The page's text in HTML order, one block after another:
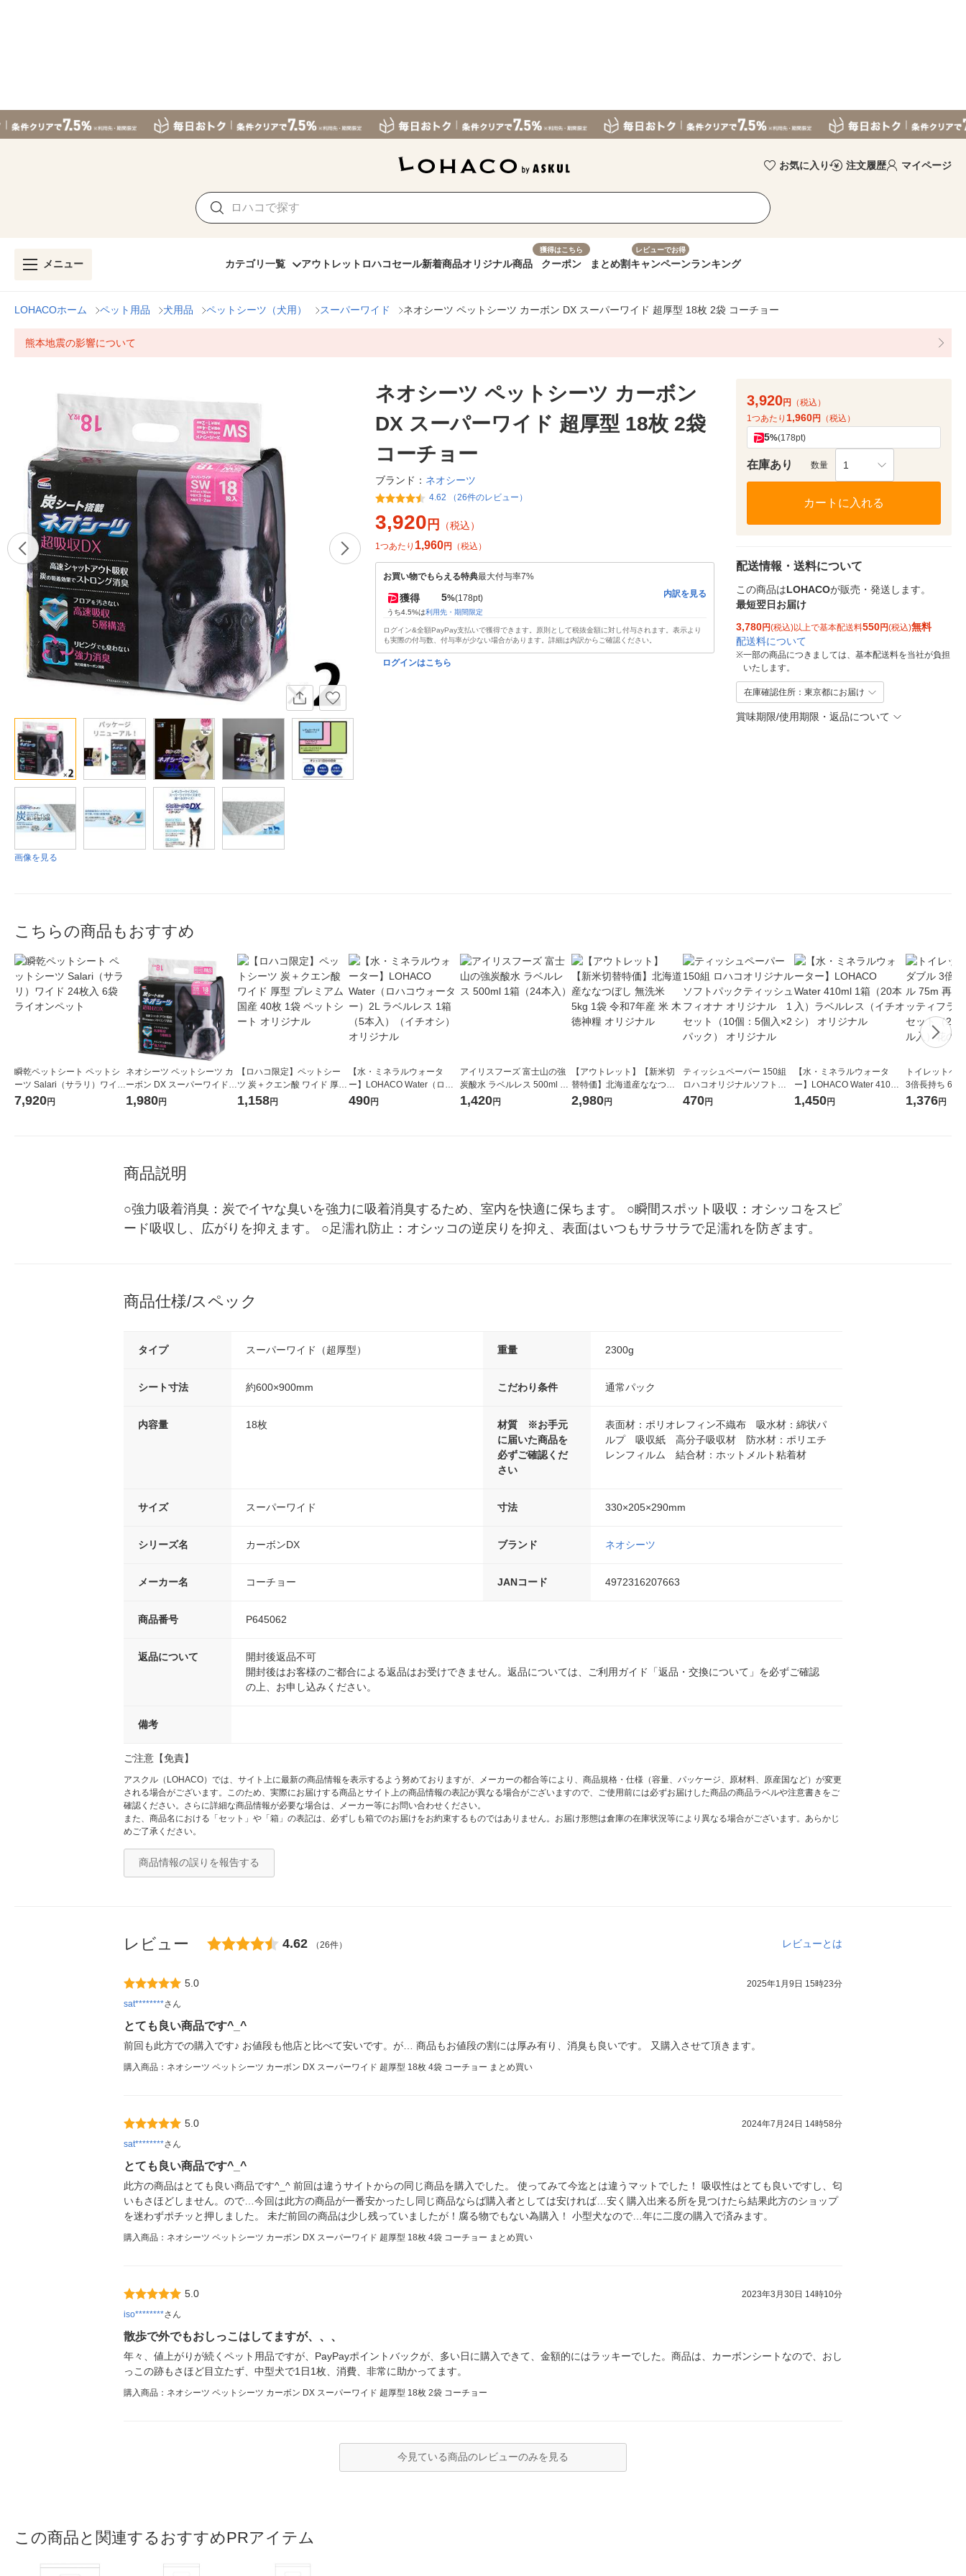
お気に入り 注文履歴 マイページ
メニュー カテゴリ一覧 アウトレット ロハコセール新着商品オリジナル商品
獲得はこちら
クーポン まとめ割
レビューでお得
キャンペーンランキング
LOHACOホーム ペット用品 犬用品 ペットシーツ（犬用） スーパーワイド ネオシーツ ペットシーツ カーボン DX スーパーワイド 超厚型 18枚 2袋 コーチョー
熊本地震の影響について
画像を見る
ネオシーツ ペットシーツ カーボン
DX スーパーワイド 超厚型 18枚 2袋
コーチョー
ブランド： ネオシーツ
4.62 （26件のレビュー）
3,920 円 （税込）
1つあたり 1,960円 （税込）
お買い物でもらえる特典最大付与率7%
獲得 5%(178pt)
うち4.5%は利用先・期間限定
内訳を見る
ログイン&全額PayPay支払いで獲得できます。原則として税抜金額に対し付与されます。表示より
も実際の付与数、付与率が少ない場合があります。詳細は内訳からご確認ください。
ログインはこちら
3,920円
（税込）
1つあたり 1,960円 （税込）
5%(178pt)
在庫あり 数量 1
カートに入れる
配送情報・送料について
この商品はLOHACOが販売・発送します。
最短翌日お届け
3,780円(税込)以上で基本配送料550円(税込)無料
配送料について
※一部の商品につきましては、基本配送料を当社が負担
いたします。
在庫確認住所：東京都にお届け
賞味期限/使用期限・返品について
こちらの商品もおすすめ
瞬乾ペットシート ペットシ
ーツ Salari（サラリ）ワイド
24枚入 6袋 ライオンペット
7,920円
ネオシーツ ペットシーツ カ
ーボン DX スーパーワイド
超厚型 18枚 1袋 コーチョー
1,980円
【ロハコ限定】ペットシー
ツ 炭＋クエン酸 ワイド 厚型
プレミアム 国産 40枚 1袋 ペ
ットシート オリジナル
1,158円
【水・ミネラルウォータ
ー】LOHACO Water（ロハ
コウォーター）2L ラベルレ
490円
アイリスフーズ 富士山の強
炭酸水 ラベルレス 500ml 1
箱（24本入）
1,420円
【アウトレット】【新米切
替特価】北海道産ななつぼ
し 無洗米 5kg 1袋 令和7年産
米 木徳神糧 オリジナル
2,980円
ティッシュペーパー 150組
ロハコオリジナルソフトパ
ックティッシュ フィオナ オ
470円
【水・ミネラルウォータ
ー】LOHACO Water 410ml
1箱（20本入）ラベルレス
（イチオシ） オリジナル
1,450円
トイレットペ
3倍長持ち 6ロール
紙配合 スコッ
パック 1セッ
1,376円
商品説明
○強力吸着消臭：炭でイヤな臭いを強力に吸着消臭するため、室内を快適に保ちます。 ○瞬間スポット吸収：オシッコをスピ
ード吸収し、広がりを抑えます。 ○足濡れ防止：オシッコの逆戻りを抑え、表面はいつもサラサラで足濡れを防ぎます。
商品仕様/スペック
タイプ スーパーワイド（超厚型） 重量 2300g
シート寸法 約600×900mm こだわり条件 通常パック
内容量 18枚
材質 ※お手元
に届いた商品を
必ずご確認くだ
さい
表面材：ポリオレフィン不織布 吸水材：綿状パ
ルプ 吸収紙 高分子吸収材 防水材：ポリエチ
レンフィルム 結合材：ホットメルト粘着材
サイズ スーパーワイド 寸法 330×205×290mm
シリーズ名 カーボンDX ブランド ネオシーツ
メーカー名 コーチョー JANコード 4972316207663
商品番号 P645062
返品について
開封後返品不可
開封後はお客様のご都合による返品はお受けできません。返品については、ご利用ガイド「返品・交換について」を必ずご確認
の上、お申し込みください。
備考
ご注意【免責】
アスクル（LOHACO）では、サイト上に最新の商品情報を表示するよう努めておりますが、メーカーの都合等により、商品規格・仕様（容量、パッケージ、原材料、原産国など）が変更
される場合がございます。このため、実際にお届けする商品とサイト上の商品情報の表記が異なる場合がございますので、ご使用前には必ずお届けした商品の商品ラベルや注意書きをご
確認ください。さらに詳細な商品情報が必要な場合は、メーカー等にお問い合わせください。
また、商品名における「セット」や「箱」の表記は、必ずしも箱でのお届けをお約束するものではありません。お届け形態は倉庫の在庫状況等により異なる場合がございます。あらかじ
めご了承ください。
商品情報の誤りを報告する
レビュー 4.62 （26件） レビューとは
5.0
2025年1月9日 15時23分
sat********さん
とても良い商品です^_^
前回も此方での購入です♪ お値段も他店と比べて安いです。が… 商品もお値段の割には厚み有り、消臭も良いです。 又購入させて頂きます。
購入商品：ネオシーツ ペットシーツ カーボン DX スーパーワイド 超厚型 18枚 4袋 コーチョー まとめ買い
5.0
2024年7月24日 14時58分
sat********さん
とても良い商品です^_^
此方の商品はとても良い商品です^_^ 前回は違うサイトからの同じ商品を購入でした。 使ってみて今迄とは違うマットでした！ 吸収性はとても良いですし、匂
いもさほどしません。ので…今回は此方の商品が一番安かったし同じ商品ならば購入者としては安ければ…安く購入出来る所を見つけたら結果此方のショップ
を迷わずポチッと押しました。 未だ前回の商品は少し残っていましたが！腐る物でもない為購入！ 小型犬なので…年に二度の購入で済みます。
購入商品：ネオシーツ ペットシーツ カーボン DX スーパーワイド 超厚型 18枚 4袋 コーチョー まとめ買い
5.0
2023年3月30日 14時10分
iso********さん
散歩で外でもおしっこはしてますが、、、
年々、値上がりが続くペット用品ですが、PayPayポイントバックが、多い日に購入できて、金額的にはラッキーでした。商品は、カーボンシートなので、おし
っこの跡もさほど目立たず、中型犬で1日1枚、消費、非常に助かってます。
購入商品：ネオシーツ ペットシーツ カーボン DX スーパーワイド 超厚型 18枚 2袋 コーチョー
今見ている商品のレビューのみを見る
この商品と関連するおすすめPRアイテム